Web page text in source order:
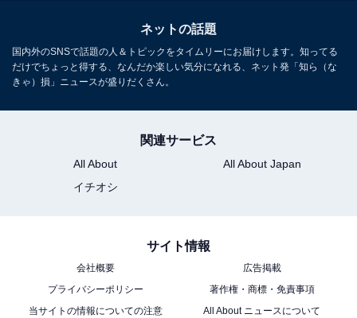
ネットの話題
国内外のSNSで話題の人＆トピックをタイムリーにお届けします。知ってる
だけでちょっと得する、なんだか楽しい気分になれる、ネット発「知ら（な
きゃ）損」ニュースが盛りだくさん。
関連サービス
All About
All About Japan
イチオシ
サイト情報
会社概要
広告掲載
プライバシーポリシー
著作権・商標・免責事項
当サイトの情報についての注意
All About ニュースについて